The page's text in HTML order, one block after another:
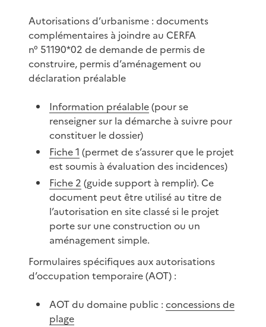
Autorisations d’urbanisme : documents
complémentaires à joindre au CERFA
n° 51190*02 de demande de permis de
construire, permis d’aménagement ou
déclaration préalable
Information préalable(pour se
renseigner sur la démarche à suivre pour
constituer le dossier)
Fiche 1 (permet de s’assurer que le projet
est soumis à évaluation des incidences)
Fiche 2 (guide support à remplir). Ce
document peut être utilisé au titre de
l’autorisation en site classé si le projet
porte sur une construction ou un
aménagement simple.
Formulaires spécifiques aux autorisations
d’occupation temporaire (AOT) :
AOT du domaine public :concessions de
plage